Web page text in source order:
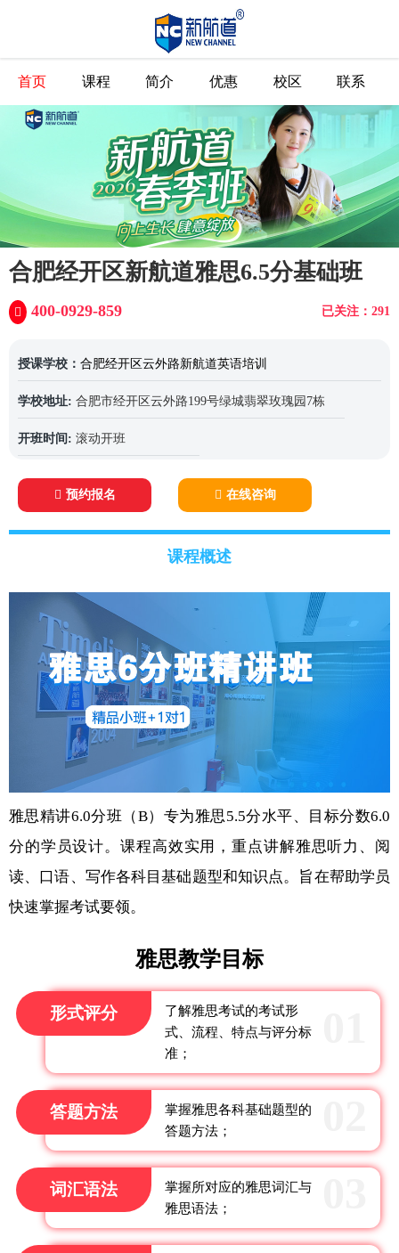
首页 课程 简介 优惠 校区 联系
合肥经开区新航道雅思6.5分基础班
已关注：291
400-0929-859
授课学校： 合肥经开区云外路新航道英语培训
学校地址: 合肥市经开区云外路199号绿城翡翠玫瑰园7栋
开班时间: 滚动开班
预约报名 在线咨询
课程概述
雅思精讲6.0分班（B）专为雅思5.5分水平、目标分数6.0
分的学员设计。课程高效实用，重点讲解雅思听力、阅
读、口语、写作各科目基础题型和知识点。旨在帮助学员
快速掌握考试要领。
雅思教学目标
形式评分
了解雅思考试的考试形
式、流程、特点与评分标
准；
答题方法
掌握雅思各科基础题型的
答题方法；
词汇语法
掌握所对应的雅思词汇与
雅思语法；